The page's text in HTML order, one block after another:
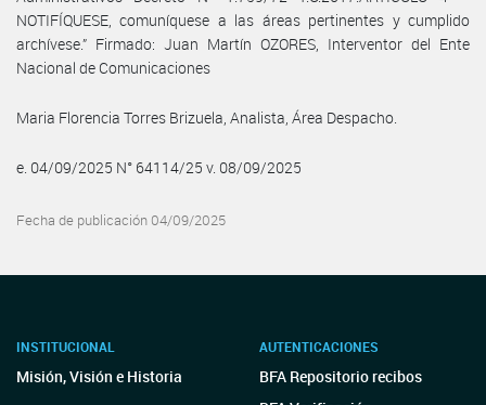
NOTIFÍQUESE, comuníquese a las áreas pertinentes y cumplido
archívese.” Firmado: Juan Martín OZORES, Interventor del Ente
Nacional de Comunicaciones
Maria Florencia Torres Brizuela, Analista, Área Despacho.
e. 04/09/2025 N° 64114/25 v. 08/09/2025
Fecha de publicación 04/09/2025
INSTITUCIONAL
Misión, Visión e Historia
AUTENTICACIONES
BFA Repositorio recibos